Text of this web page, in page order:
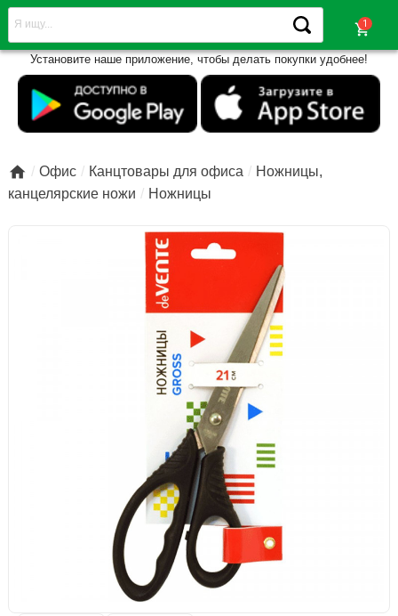
shopping_cart
Установите наше приложение, чтобы делать покупки удобнее!
 Офис Канцтовары для офиса
Ножницы,
канцелярские ножи
Ножницы